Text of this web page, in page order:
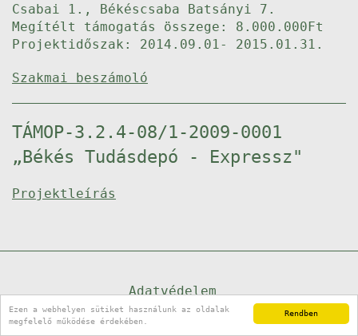
Rendben
Ezen a webhelyen sütiket használunk az oldalak
megfelelő működése érdekében.
Csabai 1., Békéscsaba Batsányi 7.
Megítélt támogatás összege: 8.000.000Ft
Projektidőszak: 2014.09.01- 2015.01.31.
Szakmai beszámoló
TÁMOP-3.2.4-08/1-2009-0001
„Békés Tudásdepó - Expressz"
Projektleírás
Adatvédelem
Díjtábla